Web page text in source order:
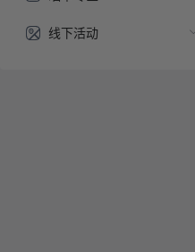
线下活动